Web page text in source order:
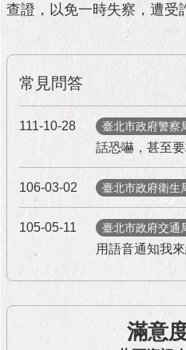
參
專
區
遊
網
網
查證，以免一時失察，遭受
常見問答
111-10-28 臺北市政府警察
話恐嚇，甚至
106-03-02 臺北市政府衛生
105-05-11 臺北市政府交通
用語音通知我
滿意